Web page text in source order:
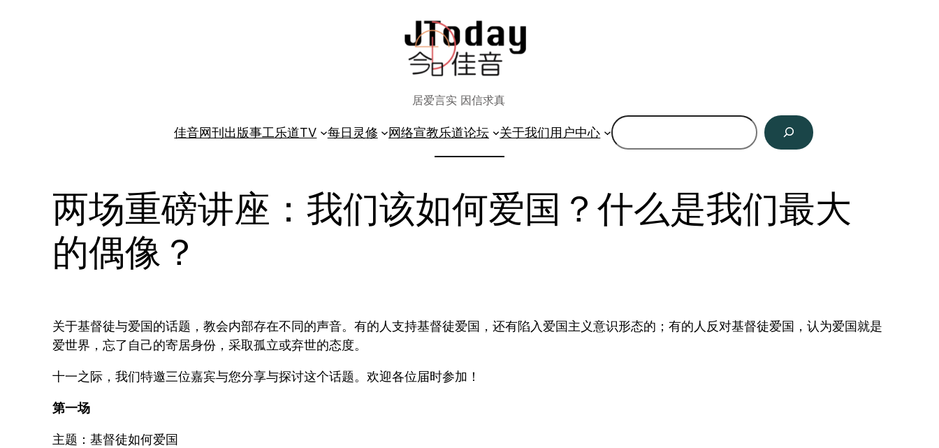
居爱言实 因信求真
佳音网刊出版事工乐道TV 每日灵修 网络宣教乐道论坛 关于我们用户中心
搜
索
两场重磅讲座：我们该如何爱国？什么是我们最大
的偶像？
关于基督徒与爱国的话题，教会内部存在不同的声音。有的人支持基督徒爱国，还有陷入爱国主义意识形态的；有的人反对基督徒爱国，认为爱国就是
爱世界，忘了自己的寄居身份，采取孤立或弃世的态度。
十一之际，我们特邀三位嘉宾与您分享与探讨这个话题。欢迎各位届时参加！
第一场
主题：基督徒如何爱国